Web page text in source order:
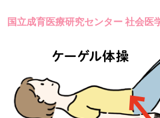
国立成育医療研究センター 社会医